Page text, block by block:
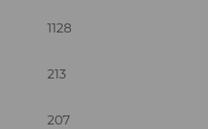
1128
213
207